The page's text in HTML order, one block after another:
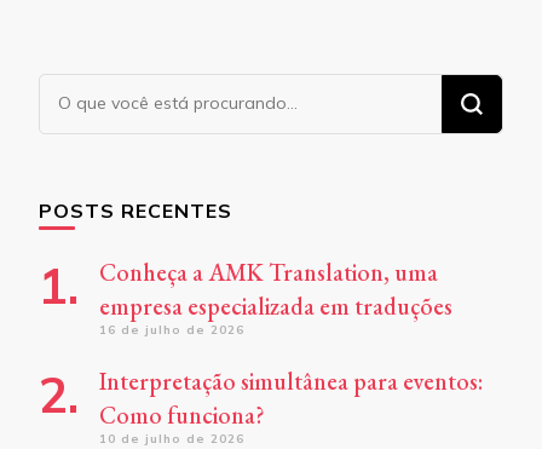
POSTS RECENTES
Conheça a AMK Translation, uma
empresa especializada em traduções
16 de julho de 2026
Interpretação simultânea para eventos:
Como funciona?
10 de julho de 2026